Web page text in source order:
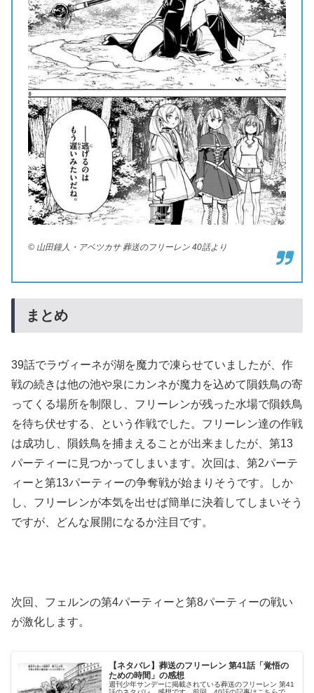
© 山田鐘人・アベツカサ 葬送のフリーレン 40話より
まとめ
39話でラヴィーネが湖を魔力で凍らせていましたが、作
戦の続きは他の池や泉にカンネが魔力を込めて隕鉄鳥の寄
ってくる場所を制限し、フリーレンが残った水場で隕鉄鳥
を待ち伏せする、という作戦でした。フリーレン達の作戦
は成功し、隕鉄鳥を捕まえることが出来ましたが、第13
パーティーに見つかってしまいます。次回は、第2パーテ
ィーと第13パーティーの争奪戦が始まりそうです。しか
し、フリーレンが本気を出せば簡単に決着してしまいそう
ですが、どんな展開になるか注目です。
次回、フェルンの第4パーティーと第8パーティーの戦い
が激化します。
【ネタバレ】葬送のフリーレン 第41話「覚悟の
ための時間」の感想
週刊少年サンデーに掲載されている葬送のフリーレン 第41